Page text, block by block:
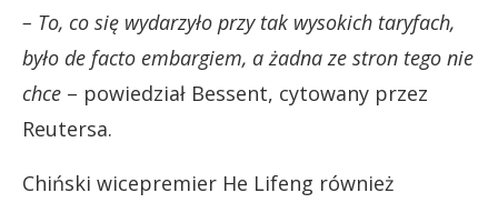
– To, co się wydarzyło przy tak wysokich taryfach,
było de facto embargiem, a żadna ze stron tego nie
chce – powiedział Bessent, cytowany przez
Reutersa.
Chiński wicepremier He Lifeng również